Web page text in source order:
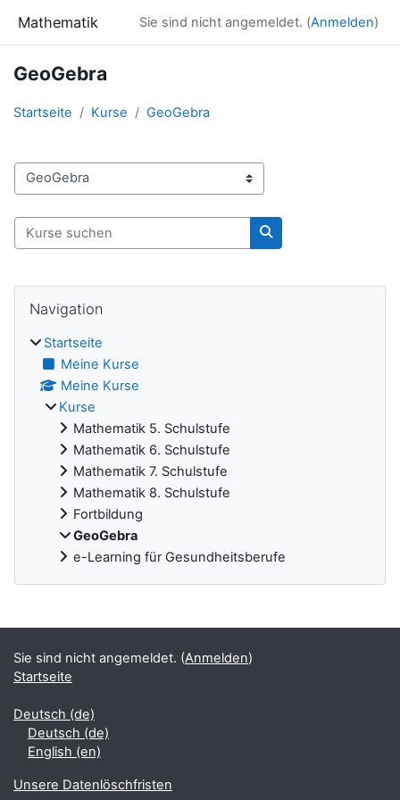
Mathematik Sie sind nicht angemeldet. (Anmelden)
GeoGebra
Startseite Kurse GeoGebra
Kursbereiche
Kurse suchen
Kurse suchen
Blöcke
Navigation
Startseite
Meine Kurse
Meine Kurse
Kurse
Mathematik 5. Schulstufe
Mathematik 6. Schulstufe
Mathematik 7. Schulstufe
Mathematik 8. Schulstufe
Fortbildung
GeoGebra
e-Learning für Gesundheitsberufe
Ergänzungsblöcke
Sie sind nicht angemeldet. (Anmelden)
Startseite
Deutsch ‎(de)‎
Deutsch ‎(de)‎
English ‎(en)‎
Unsere Datenlöschfristen